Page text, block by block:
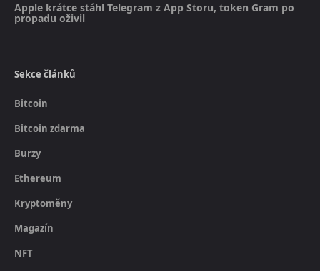
Apple krátce stáhl Telegram z App Storu, token Gram po
propadu oživil
Sekce článků
Bitcoin
Bitcoin zdarma
Burzy
Ethereum
Kryptoměny
Magazín
NFT